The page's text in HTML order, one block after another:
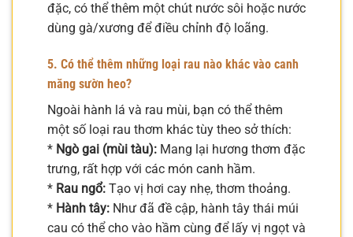
đặc, có thể thêm một chút nước sôi hoặc nước
dùng gà/xương để điều chỉnh độ loãng.
5. Có thể thêm những loại rau nào khác vào canh
măng sườn heo?
Ngoài hành lá và rau mùi, bạn có thể thêm
một số loại rau thơm khác tùy theo sở thích:
* Ngò gai (mùi tàu): Mang lại hương thơm đặc
trưng, rất hợp với các món canh hầm.
* Rau ngổ: Tạo vị hơi cay nhẹ, thơm thoảng.
* Hành tây: Như đã đề cập, hành tây thái múi
cau có thể cho vào hầm cùng để lấy vị ngọt và